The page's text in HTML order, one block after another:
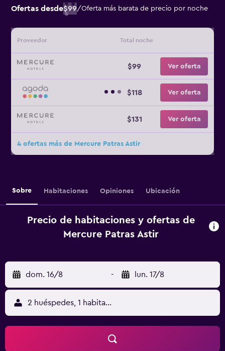
Ofertas desde$99/Oferta más barata de precio por noche
Proveedor Total noche
$99 Ver oferta
$118 Ver oferta
$131 Ver oferta
4 ofertas más de Mercure Patras Astir
Sobre Habitaciones Opiniones Ubicación
Precio de habitaciones y ofertas de
Mercure Patras Astir
dom. 16/8 - lun. 17/8
2 huéspedes, 1 habitación